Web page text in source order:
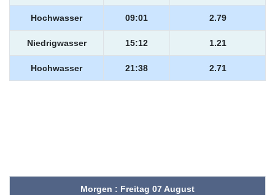
Hochwasser 09:01 2.79
Niedrigwasser 15:12 1.21
Hochwasser 21:38 2.71
Morgen : Freitag 07 August